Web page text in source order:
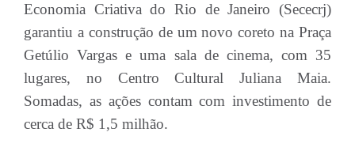
Economia Criativa do Rio de Janeiro (Sececrj)
garantiu a construção de um novo coreto na Praça
Getúlio Vargas e uma sala de cinema, com 35
lugares, no Centro Cultural Juliana Maia.
Somadas, as ações contam com investimento de
cerca de R$ 1,5 milhão.